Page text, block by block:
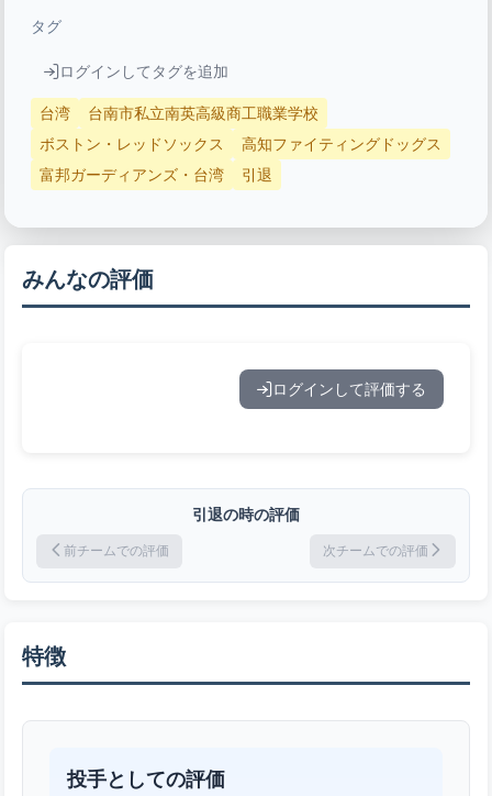
タグ
ログインしてタグを追加
台湾
台南市私立南英高級商工職業学校
ボストン・レッドソックス
高知ファイティングドッグス
富邦ガーディアンズ・台湾
引退
みんなの評価
ログインして評価する
引退の時の評価
前チームでの評価 次チームでの評価
特徴
投手としての評価